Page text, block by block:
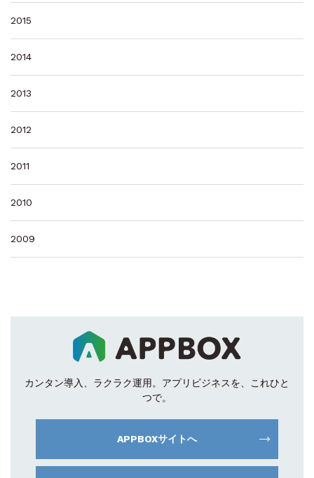
2015
2014
2013
2012
2011
2010
2009
カンタン導入、ラクラク運用。 アプリビジネスを、これひと
つで。
APPBOXサイトへ